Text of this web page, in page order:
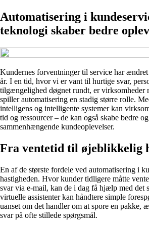
Automatisering i
teknologi skaber bedre
Kundernes forventninger til service har ændret
år. I en tid, hvor vi er vant til hurtige svar,
tilgængelighed døgnet rundt, er
spiller automatisering en stadig større rolle.
intelligens og intelligente systemer kan
tid og ressourcer – de kan også skabe bedre
sammenhængende kundeoplevelser.
Fra ventetid til øjeblikkelig
En af de største fordele ved automatisering i
hastigheden. Hvor kunder tidligere måtte
svar via e-mail, kan de i dag få hjælp med det
virtuelle assistenter kan håndtere simple
uanset om det handler om at spore en pakke,
svar på ofte stillede spørgsmål.